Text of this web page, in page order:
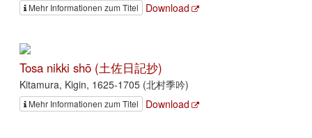
Mehr Informationen zum Titel Download
Tosa nikki shō (土佐日記抄)
Kitamura, Kigin, 1625-1705 (北村季吟)
Mehr Informationen zum Titel Download